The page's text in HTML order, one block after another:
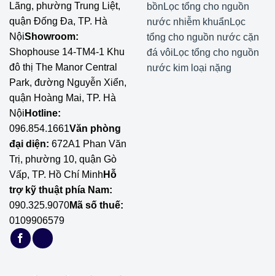
Lãng, phường Trung Liệt,
quận Đống Đa, TP. Hà
NộiShowroom:
Shophouse 14-TM4-1 Khu
đô thị The Manor Central
Park, đường Nguyễn Xiển,
quận Hoàng Mai, TP. Hà
Nội Hotline:
096.854.1661Văn phòng
đại diện: 672A1 Phan Văn
Trị, phường 10, quận Gò
Vấp, TP. Hồ Chí Minh Hỗ
trợ kỹ thuật phía Nam:
090.325.9070Mã số thuế:
0109906579
bồn Lọc tổng cho nguồn
nước nhiễm khuẩn Lọc
tổng cho nguồn nước cặn
đá vôi Lọc tổng cho nguồn
nước kim loại nặng